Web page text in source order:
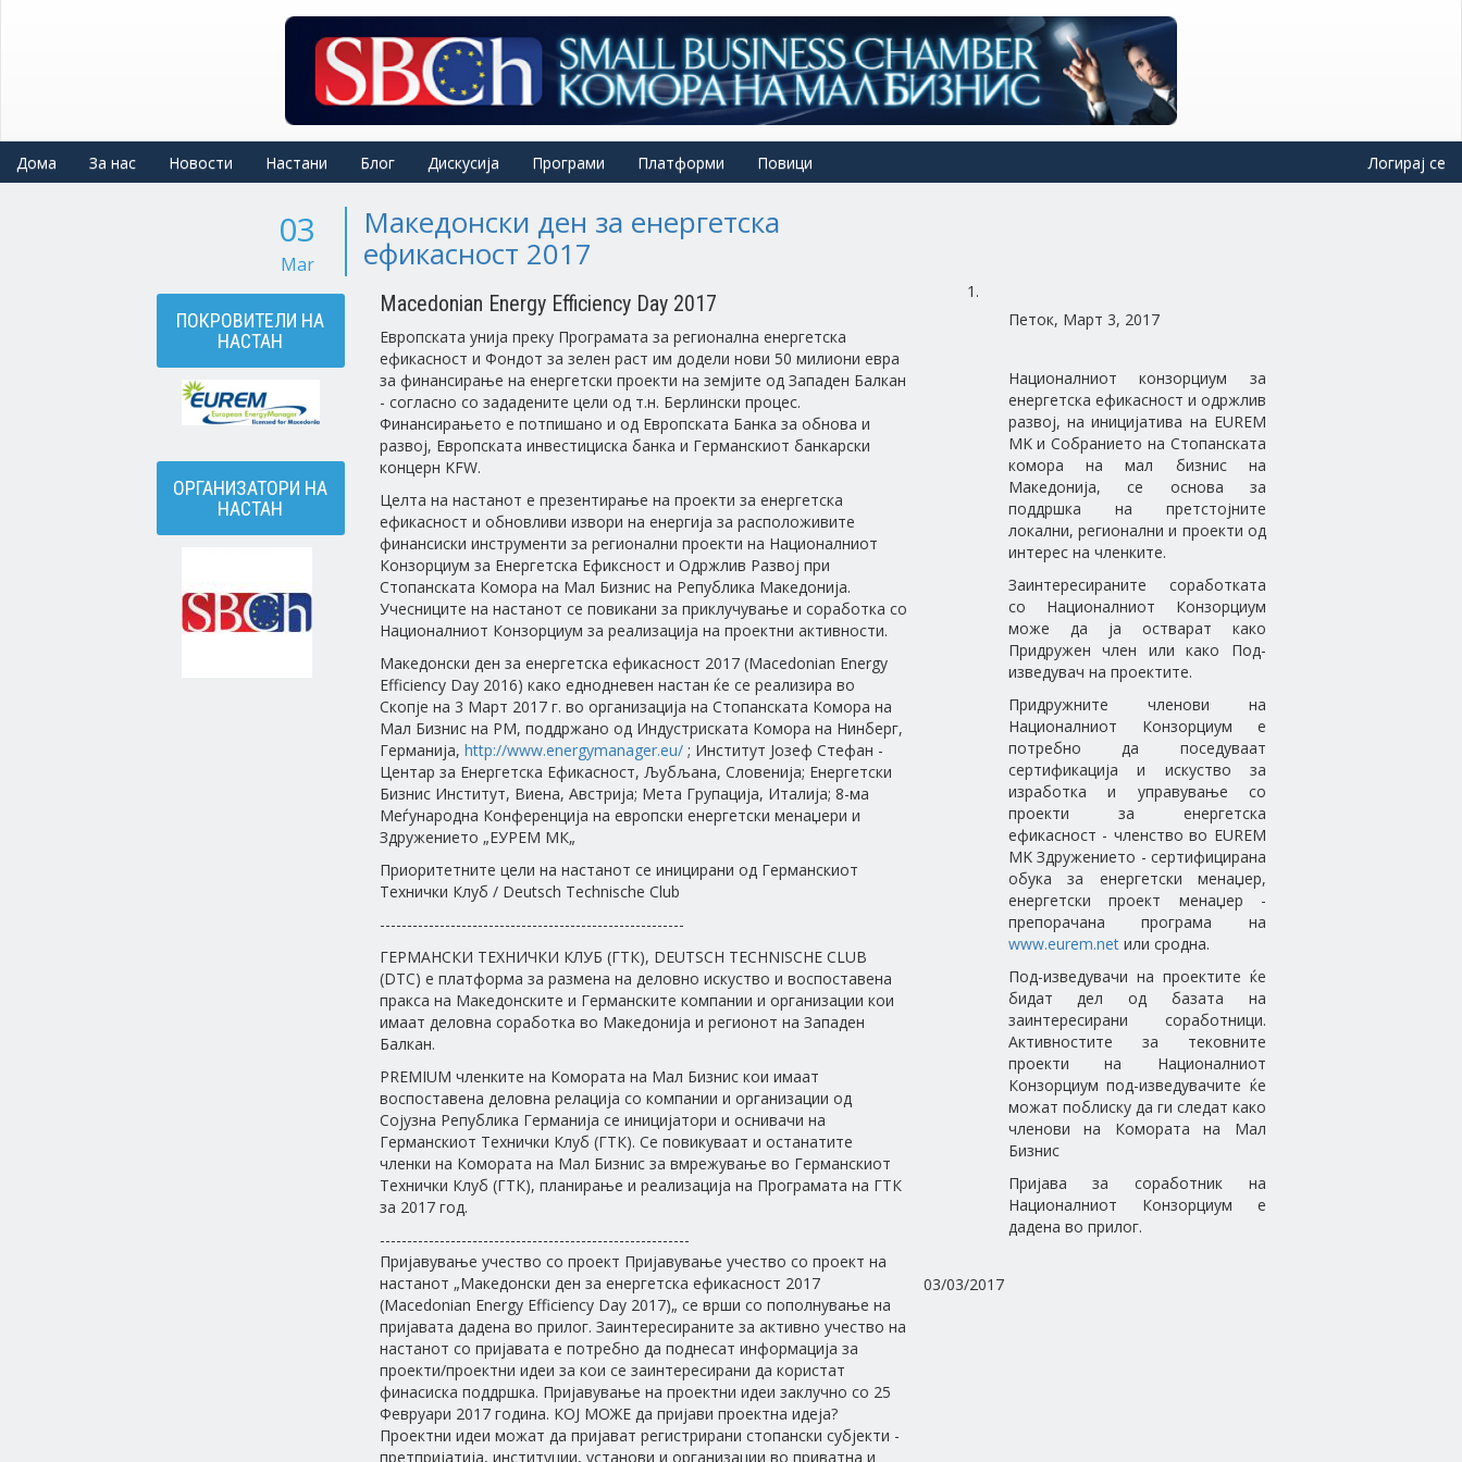
Дома За нас Новости Настани Блог Дискусија Програми Платформи Повици Логирај се
03
Mar
Македонски ден за енергетска
ефикасност 2017
ПОКРОВИТЕЛИ НА
НАСТАН
ОРГАНИЗАТОРИ НА
НАСТАН
Macedonian Energy Efficiency Day 2017
Европската унија преку Програмата за регионална енергетска
ефикасност и Фондот за зелен раст им додели нови 50 милиони евра
за финансирање на енергетски проекти на земјите од Западен Балкан
- согласно со зададените цели од т.н. Берлински процес.
Финансирањето е потпишано и од Европската Банка за обнова и
развој, Европската инвестициска банка и Германскиот банкарски
концерн KFW.
Целта на настанот е презентирање на проекти за енергетска
ефикасност и обновливи извори на енергија за расположивите
финансиски инструменти за регионални проекти на Националниот
Конзорциум за Енергетска Ефиксност и Одржлив Развој при
Стопанската Комора на Мал Бизнис на Република Македонија.
Учесниците на настанот се повикани за приклучување и соработка со
Националниот Конзорциум за реализација на проектни активности.
Македонски ден за енергетска ефикасност 2017 (Macedonian Energy
Efficiency Day 2016) како еднодневен настан ќе се реализира во
Скопје на 3 Март 2017 г. во организација на Стопанската Комора на
Мал Бизнис на РМ, поддржано од Индустриската Комора на Нинберг,
Германија, http://www.energymanager.eu/; Институт Јозеф Стефан -
Центар за Енергетска Ефикасност, Љубљана, Словенија; Енергетски
Бизнис Институт, Виена, Австрија; Мета Групација, Италија; 8-ма
Меѓународна Конференција на европски енергетски менаџери и
Здружението „ЕУРЕМ МК„
Приоритетните цели на настанот се иницирани од Германскиот
Технички Клуб / Deutsch Technische Club
--------------------------------------------------------
ГЕРМАНСКИ ТЕХНИЧКИ КЛУБ (ГТК), DEUTSCH TECHNISCHE CLUB
(DTC) е платформа за размена на деловно искуство и воспоставена
пракса на Македонските и Германските компании и организации кои
имаат деловна соработка во Македонија и регионот на Западен
Балкан.
PREMIUM членките на Комората на Мал Бизнис кои имаат
воспоставена деловна релација со компании и организации од
Сојузна Република Германија се иницијатори и оснивачи на
Германскиот Технички Клуб (ГТК). Се повикуваат и останатите
членки на Комората на Мал Бизнис за вмрежување во Германскиот
Технички Клуб (ГТК), планирање и реализација на Програмата на ГТК
за 2017 год.
---------------------------------------------------------
Пријавување учество со проект Пријавување учество со проект на
настанот „Македонски ден за енергетска ефикасност 2017
(Macedonian Energy Efficiency Day 2017)„ се врши со пополнување на
пријавата дадена во прилог. Заинтересираните за активно учество на
настанот со пријавата е потребно да поднесат информација за
проекти/проектни идеи за кои се заинтересирани да користат
финасиска поддршка. Пријавување на проектни идеи заклучно со 25
Февруари 2017 година. КОЈ МОЖЕ да пријави проектна идеја?
Проектни идеи можат да пријават регистрирани стопански субјекти -
претпријатија, институции, установи и организации во приватна и
Петок, Март 3, 2017
Националниот конзорциум за
енергетска ефикасност и одржлив
развој, на иницијатива на EUREM
MK и Собранието на Стопанската
комора на мал бизнис на
Македонија, се основа за
поддршка на претстојните
локални, регионални и проекти од
интерес на членките.
Заинтересираните соработката
со Националниот Конзорциум
може да ја остварат како
Придружен член или како Под-
изведувач на проектите.
Придружните членови на
Националниот Конзорциум е
потребно да поседуваат
сертификација и искуство за
изработка и управување со
проекти за енергетска
ефикасност - членство во EUREM
MK Здружението - сертифицирана
обука за енергетски менаџер,
енергетски проект менаџер -
препорачана програма на
www.eurem.netили сродна.
Под-изведувачи на проектите ќе
бидат дел од базата на
заинтересирани соработници.
Активностите за тековните
проекти на Националниот
Конзорциум под-изведувачите ќе
можат поблиску да ги следат како
членови на Комората на Мал
Бизнис
Пријава за соработник на
Националниот Конзорциум е
дадена во прилог.
03/03/2017